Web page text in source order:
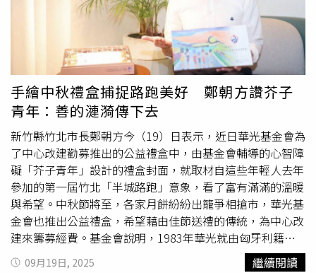
旁，他指示公所業務單位即使開工了有必要也該「滾動式調
優化空間，在原定場地基礎上追加新
台幣400萬經費，直接「改設計」在不影響兩座新網球場成
果之下，進一步精準規劃出大新竹首座公立、高品質的匹克
球專項運動場地，畢其功於一役把坪效拉滿發揮極致。鄭朝
方說，這座球場披上了紫色外衣，施工期地方「薰衣紫球
場」、「極光紫球場」的浪漫美名不脛而走，但除了好看之
外，硬體設備也藏有巧思，除了照明系統充足外，還配置了
舒適的休息座椅，下一期工程也將設置洗手間，相信球友無
論沐浴陽光或仰望星空，都可享受運動與美學質感兼具的生
活品味。改善後的網球場除了新增的匹克球場功能外，連帶
照明也同步優化。（圖／翻攝自竹北市公所媒體群組）值得
一提的是，竹北市公所特別選在青年節與兒童節前夕啟用球
場，就是想送給青少年一份「動起來」的禮物，從「兒童節
大禮包」首部曲匹克球拍組禮物到這份球場啟用禮，在在都
手繪中秋禮盒捕捉路跑美好 鄭朝方讚芥子
青年：善的漣漪傳下去
新竹縣竹北市長鄭朝方今（19）日表示，近日華光基金會為
了中心改建勸募推出的公益禮盒中，由基金會輔導的心智障
礙「芥子青年」設計的禮盒封面，就取材自這些年輕人去年
參加的第一屆竹北「半城路跑」意象，看了富有滿滿的溫暖
與希望。中秋節將至，各家月餅紛紛出籠爭相搶市，華光基
金會也推出公益禮盒，希望藉由佳節送禮的傳統，為中心改
建來籌募經費。基金會說明，1983年華光就由匈牙利籍神
父葉由根（Rev. Fr. Istvan Jaschko, S.J.）篳路藍縷在新竹
09月19日, 2025 繼續閱讀